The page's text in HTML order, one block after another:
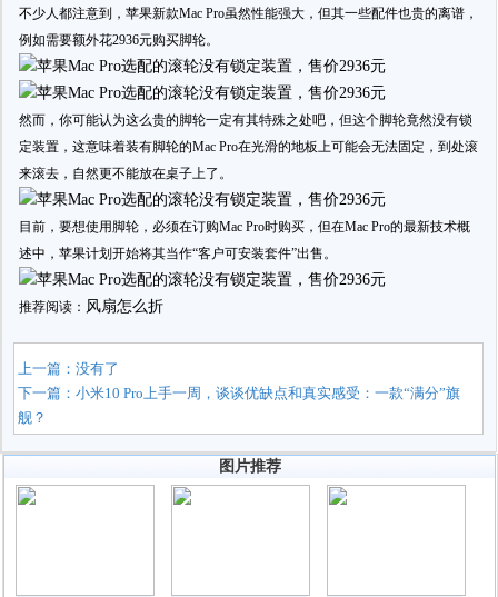
不少人都注意到，苹果新款Mac Pro虽然性能强大，但其一些配件也贵的离谱，
例如需要额外花2936元购买脚轮。
然而，你可能认为这么贵的脚轮一定有其特殊之处吧，但这个脚轮竟然没有锁
定装置，这意味着装有脚轮的‌Mac Pro在光滑的地板上可能会无法固定，到处滚
来滚去，自然更不能放在桌子上了。
目前，要想使用脚轮，必须在订购Mac Pro‌时购买，但在Mac Pro的最新技术概
述中，苹果计划开始将其当作“客户可安装套件”出售。
推荐阅读： 风扇怎么折
上一篇：没有了
下一篇：小米10 Pro上手一周，谈谈优缺点和真实感受：一款“满分”旗
舰？
图片推荐